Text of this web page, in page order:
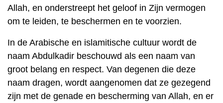
Allah, en onderstreept het geloof in Zijn vermogen
om te leiden, te beschermen en te voorzien.
In de Arabische en islamitische cultuur wordt de
naam Abdulkadir beschouwd als een naam van
groot belang en respect. Van degenen die deze
naam dragen, wordt aangenomen dat ze gezegend
zijn met de genade en bescherming van Allah, en er